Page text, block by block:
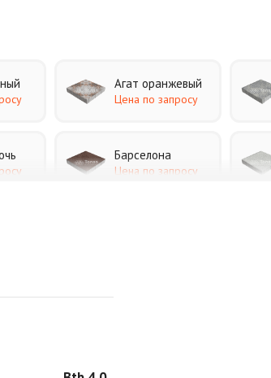
Агат оранжевый
Цена по запросу
Барселона
Цена по запросу